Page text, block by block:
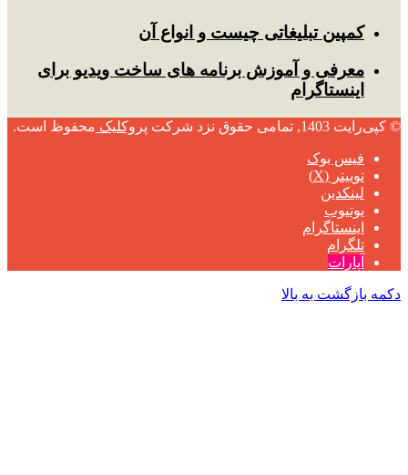
کمپین تبلیغاتی چیست و انواع آن
معرفی و آموزش برنامه های ساخت ویدیو برای
اینستاگرام
© کپی‌رایت 1403, تمامی حقوق نزد شرکت پروکلیک محفوظ است.
فیس بوک
توییتر (X)
لینکدین
یوتیوب
اینستاگرام
تلگرام
آپارات
دکمه بازگشت به بالا